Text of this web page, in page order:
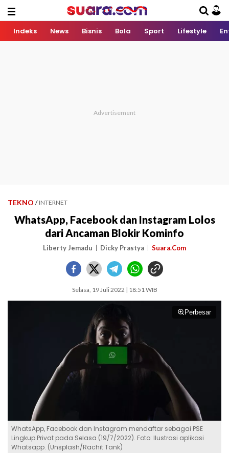
Indeks News Bisnis Bola Sport Lifestyle
TEKNO / INTERNET
WhatsApp, Facebook dan Instagram Lolos
dari Ancaman Blokir Kominfo
Liberty Jemadu Dicky Prastya Suara.Com
Selasa, 19 Juli 2022 | 18:51 WIB
Perbesar
WhatsApp, Facebook dan Instagram mendaftar sebagai PSE
Lingkup Privat pada Selasa (19/7/2022). Foto: Ilustrasi aplikasi
Whatsapp. (Unsplash/Rachit Tank)